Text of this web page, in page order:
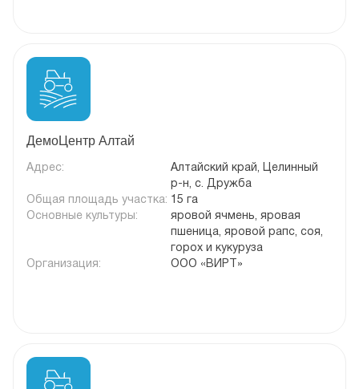
ДемоЦентр Алтай
Адрес:
Алтайский край, Целинный
р-н, с. Дружба
Общая площадь участка: 15 га
Основные культуры:
яровой ячмень, яровая
пшеница, яровой рапс, соя,
горох и кукуруза
Организация:
ООО «ВИРТ»